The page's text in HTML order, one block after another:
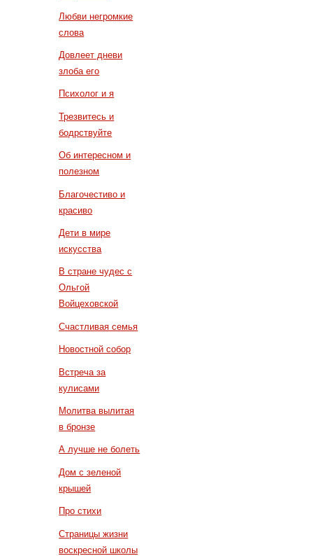
Любви негромкие
слова
Довлеет дневи
злоба его
Психолог и я
Трезвитесь и
бодрствуйте
Об интересном и
полезном
Благочестиво и
красиво
Дети в мире
искусства
В стране чудес с
Ольгой
Войцеховской
Счастливая семья
Новостной собор
Встреча за
кулисами
Молитва вылитая
в бронзе
А лучше не болеть
Дом с зеленой
крышей
Про стихи
Страницы жизни
воскресной школы